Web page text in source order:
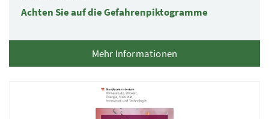
Achten Sie auf die Gefahrenpiktogramme
Mehr Informationen